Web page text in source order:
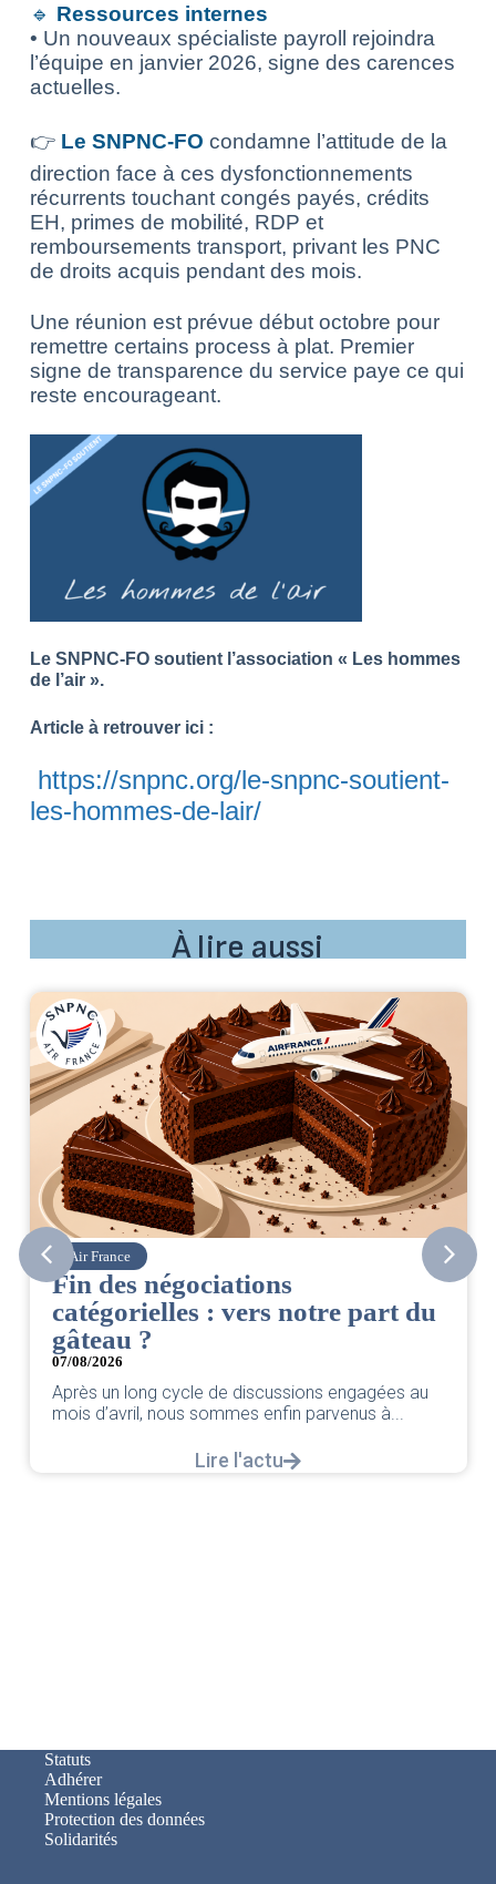
🔹 Ressources internes
• Un nouveaux spécialiste payroll rejoindra
l’équipe en janvier 2026, signe des carences
actuelles.
👉 Le SNPNC-FO condamne l’attitude de la
direction face à ces dysfonctionnements
récurrents touchant congés payés, crédits
EH, primes de mobilité, RDP et
remboursements transport, privant les PNC
de droits acquis pendant des mois.
Une réunion est prévue début octobre pour
remettre certains process à plat. Premier
signe de transparence du service paye ce qui
reste encourageant.
Le SNPNC-FO soutient l’association « Les hommes
de l’air ».
Article à retrouver ici :
https://snpnc.org/le-snpnc-soutient-
les-hommes-de-lair/
À lire aussi
du
au
CSE. Juillet 2026
06/08/2026 ACCÈS RESTREINT
Retrouvez le compte rendu du CSE de juillet
Lire l'actu
Statuts
Adhérer
Mentions légales
Protection des données
Solidarités